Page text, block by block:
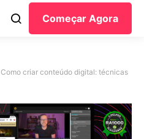
Começar Agora
Como criar conteúdo digital: técnicas